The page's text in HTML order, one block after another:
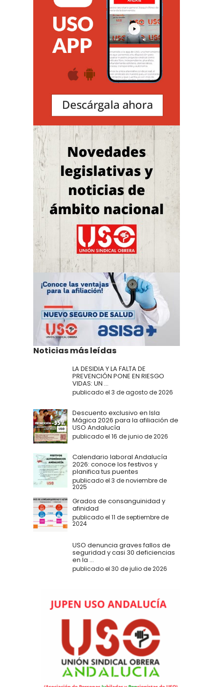
Noticias más leídas
LA DESIDIA Y LA FALTA DE
PREVENCIÓN PONE EN RIESGO
VIDAS: UN ...
publicado el 3 de agosto de 2026
Descuento exclusivo en Isla
Mágica 2026 para la afiliación de
USO Andalucía
publicado el 16 de junio de 2026
Calendario laboral Andalucía
2026: conoce los festivos y
planifica tus puentes
publicado el 3 de noviembre de
2025
Grados de consanguinidad y
afinidad
publicado el 11 de septiembre de
2024
USO denuncia graves fallos de
seguridad y casi 30 deficiencias
en la ...
publicado el 30 de julio de 2026